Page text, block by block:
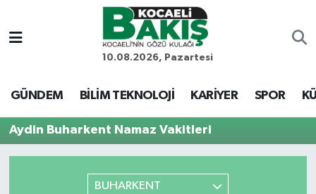
10.08.2026, Pazartesi
GÜNDEM BİLİM TEKNOLOJİ KARİYER SPOR
Aydin Buharkent Namaz Vakitleri
BUHARKENT
Kocaeli Nöbetçi Eczaneler
Kocaeli Hava Durumu
Kocaeli Trafik Yoğunluk Haritası